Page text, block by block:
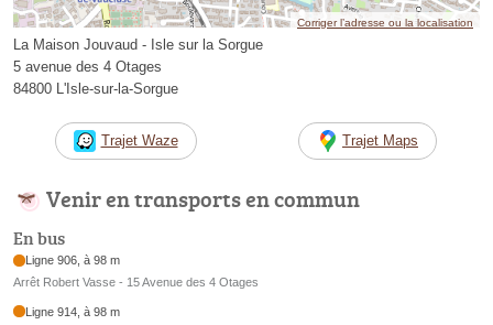
Corriger l’adresse ou la localisation
La Maison Jouvaud - Isle sur la Sorgue
5 avenue des 4 Otages
84800 L'Isle-sur-la-Sorgue
Trajet Waze Trajet Maps
Venir en transports en commun
En bus
Ligne 906, à 98 m
Arrêt Robert Vasse - 15 Avenue des 4 Otages
Ligne 914, à 98 m